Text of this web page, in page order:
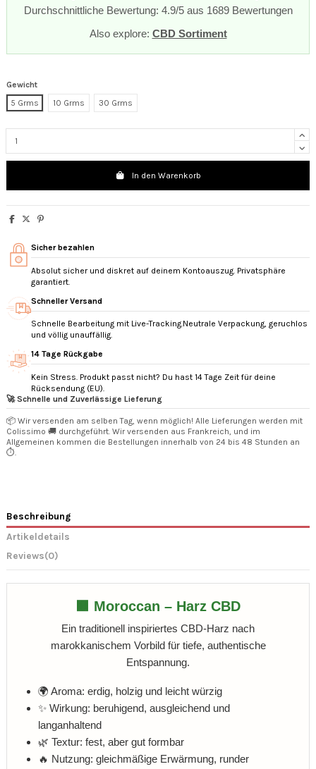
Durchschnittliche Bewertung: 4.9/5 aus 1689 Bewertungen
Also explore: CBD Sortiment
Gewicht
5 Grms
10 Grms 30 Grms
In den Warenkorb
Sicher bezahlen
Absolut sicher und diskret auf deinem Kontoauszug. Privatsphäre
garantiert.
Schneller Versand
Schnelle Bearbeitung mit Live-Tracking.Neutrale Verpackung, geruchlos
und völlig unauffällig.
14 Tage Rückgabe
Kein Stress. Produkt passt nicht? Du hast 14 Tage Zeit für deine
Rücksendung (EU).
🚀 Schnelle und Zuverlässige Lieferung
📦 Wir versenden am selben Tag, wenn möglich! Alle Lieferungen werden mit
Colissimo 🚚 durchgeführt. Wir versenden aus Frankreich, und im
Allgemeinen kommen die Bestellungen innerhalb von 24 bis 48 Stunden an
⏱️.
Beschreibung
Artikeldetails
Reviews(0)
🟫 Moroccan – Harz CBD
Ein traditionell inspiriertes CBD-Harz nach
marokkanischem Vorbild für tiefe, authentische
Entspannung.
🌍 Aroma: erdig, holzig und leicht würzig
✨ Wirkung: beruhigend, ausgleichend und
langanhaltend
🌿 Textur: fest, aber gut formbar
🔥 Nutzung: gleichmäßige Erwärmung, runder